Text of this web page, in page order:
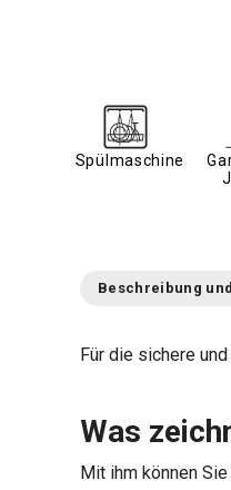
Spülmaschine
Beschreibung
Für die sichere
Was
Mit ihm können